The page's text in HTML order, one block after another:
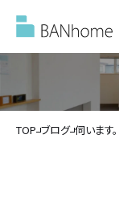
イベント情報
TOP ブログ 伺います。